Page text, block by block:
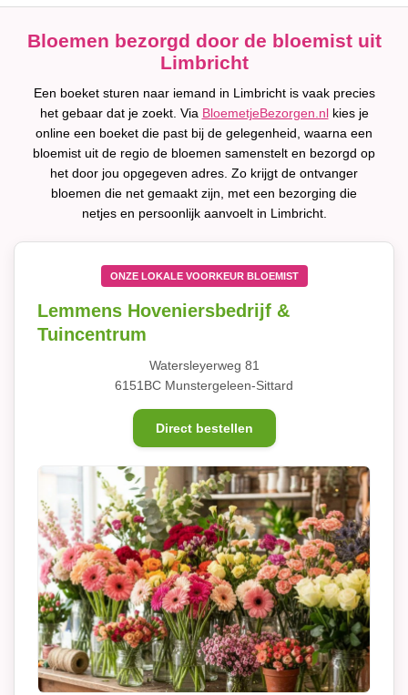
Bloemen bezorgd door de bloemist uit
Limbricht
Een boeket sturen naar iemand in Limbricht is vaak precies
het gebaar dat je zoekt. Via BloemetjeBezorgen.nlkies je
online een boeket die past bij de gelegenheid, waarna een
bloemist uit de regio de bloemen samenstelt en bezorgd op
het door jou opgegeven adres. Zo krijgt de ontvanger
bloemen die net gemaakt zijn, met een bezorging die
netjes en persoonlijk aanvoelt in Limbricht.
ONZE LOKALE VOORKEUR BLOEMIST
Lemmens Hoveniersbedrijf &
Tuincentrum
Watersleyerweg 81
6151BC Munstergeleen-Sittard
Direct bestellen